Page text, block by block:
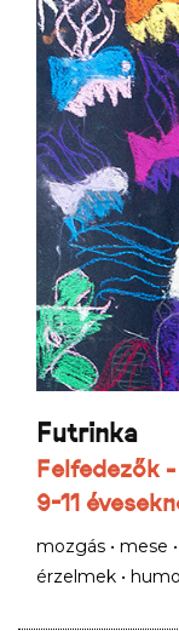
Futrinka
Felfedezők
9-11
mozgás • mese
érzelmek •